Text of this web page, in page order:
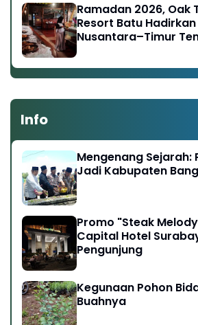
Ramadan 2026, Oak
Resort Batu
Nusantara–Timur
Info
Mengenang Sejarah:
Jadi Kabupaten
Promo "Steak
Capital Hotel
Pengunjung
Kegunaan Pohon
Buahnya